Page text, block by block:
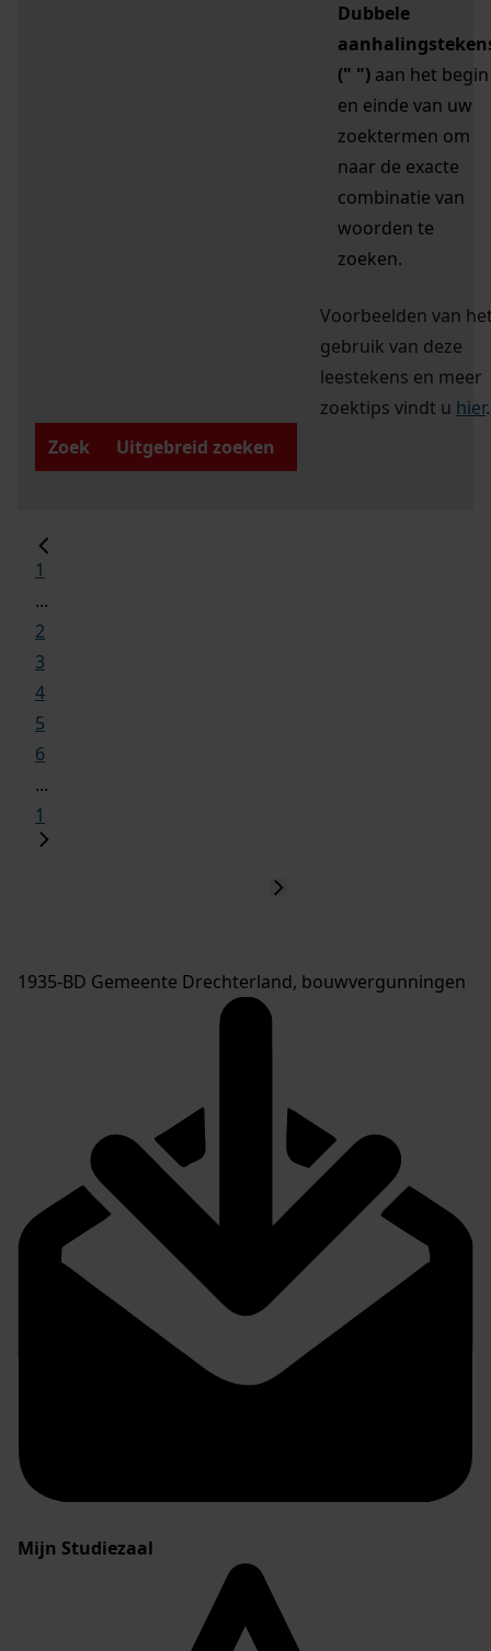
Dubbele
(" ") aan het begin
en einde van uw
zoektermen om
naar de exacte
combinatie van
woorden te
zoeken.
Voorbeelden van
gebruik van deze
leestekens en meer
zoektips vindt u hier.
Zoek
Uitgebreid zoeken
1
...
2
3
4
5
6
...
1
1935-BD Gemeente Drechterland, bouwvergunningen
Mijn Studiezaal